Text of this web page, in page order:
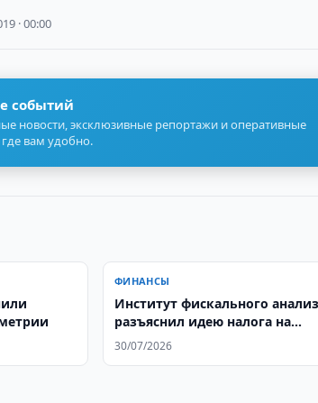
· 00:00
событий
новости, эксклюзивные репортажи и оперативные
вам удобно.
ФИНАНСЫ
Институт фискального
разъяснил идею налога на
проценты по вкладам
30/07/2026